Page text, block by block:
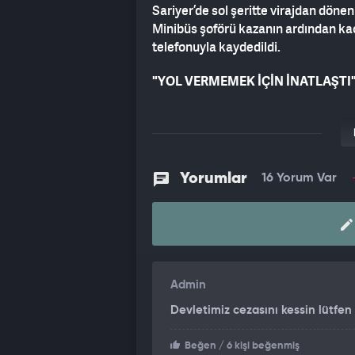
Sariyer’de sol şeritte virajdan
Minibüs şoförü kazanın ardından
telefonuyla kaydedildi.
"YOL VERMEMEK İÇİN İNATLAŞTI"
bilgiye göre, seyir halindeki
"ÇARPIŞMANIN ETKİSİYLE
Bunun üzerine sol şeritten
Yorumlar 16 Yorum Var
Admin
Devletimiz cezasını kessin lütfen
Beğen / 6 kişi beğenmiş